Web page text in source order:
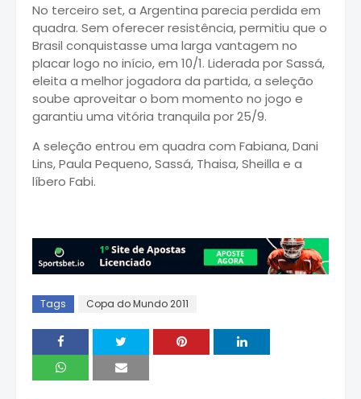
No terceiro set, a Argentina parecia perdida em
quadra. Sem oferecer resistência, permitiu que o
Brasil conquistasse uma larga vantagem no
placar logo no início, em 10/1. Liderada por Sassá,
eleita a melhor jogadora da partida, a seleção
soube aproveitar o bom momento no jogo e
garantiu uma vitória tranquila por 25/9.
A seleção entrou em quadra com Fabiana, Dani
Lins, Paula Pequeno, Sassá, Thaisa, Sheilla e a
líbero Fabi.
Tags Copa do Mundo 2011